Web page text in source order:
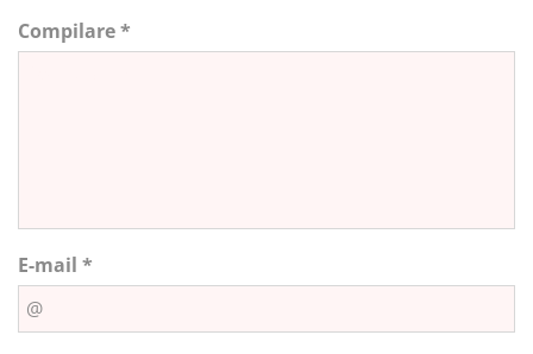
Compilare *
E-mail *